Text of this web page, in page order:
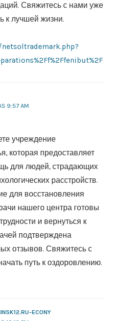
Свяжитесь с нами уже
к лучшей жизни.
9:57 AM
учреждение
которая предоставляет
для людей, страдающих
расстройств.
для восстановления
нашего центра готовы
и вернуться к
подтверждена
отзывов. Свяжитесь с
путь к оздоровлению.
ECONY